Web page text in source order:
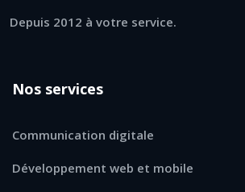
Depuis 2012 à votre service.
Nos services
Communication digitale
Développement web et mobile